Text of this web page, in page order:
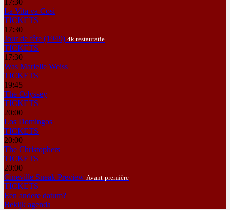
17:30
La Vita va Cosi
TICKETS
17:30
Jour de fête (1949) 4k restauratie
TICKETS
17:30
Was Marielle Weiss
TICKETS
19:45
The Odyssey
TICKETS
20:00
Los Domingos
TICKETS
20:00
The Christophers
TICKETS
20:00
Cineville Sneak Preview Avant-première
TICKETS
Een andere datum?
Bekijk agenda